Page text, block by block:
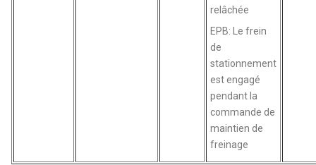
relâchée
EPB: Le frein
de
stationnement
est engagé
pendant la
commande de
maintien de
freinage